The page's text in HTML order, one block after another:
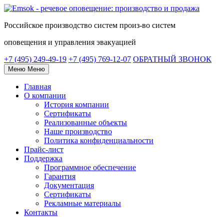
Российское производство систем произ-во систем
оповещения и управления эвакуацией
+7 (495) 249-49-19 +7 (495) 769-12-07 ОБРАТНЫЙ ЗВОНОК
Меню Меню
Главная
О компании
История компании
Сертификаты
Реализованные объекты
Наше производство
Политика конфиденциальности
Прайс-лист
Поддержка
Программное обеспечение
Гарантия
Документация
Сертификаты
Рекламные материалы
Контакты